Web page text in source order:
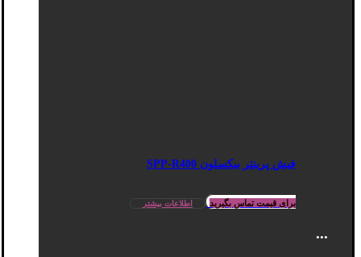
فیش پرینتر بیکسلون SPP-R400
برای قیمت تماس بگیرید اطلاعات بیشتر
...